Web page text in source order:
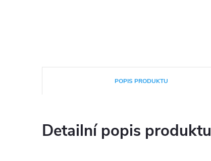
POPIS PRODUKTU
Detailní popis produktu